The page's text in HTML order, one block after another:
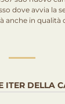
dove avvia la
anche in qualità
ITER DELLA